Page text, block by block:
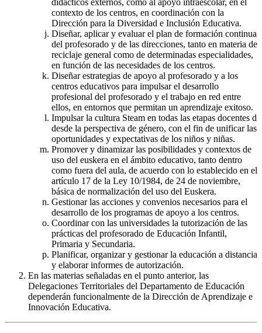
didácticos externos, como al apoyo intraescolar, en el
contexto de los centros, en coordinación con la
Dirección para la Diversidad e Inclusión Educativa.
Diseñar, aplicar y evaluar el plan de formación continua
del profesorado y de las direcciones, tanto en materia de
reciclaje general como de determinadas especialidades,
en función de las necesidades de los centros.
Diseñar estrategias de apoyo al profesorado y a los
centros educativos para impulsar el desarrollo
profesional del profesorado y el trabajo en red entre
ellos, en entornos que permitan un aprendizaje exitoso.
Impulsar la cultura Steam en todas las etapas docentes d
desde la perspectiva de género, con el fin de unificar las
oportunidades y expectativas de los niños y niñas.
Promover y dinamizar las posibilidades y contextos de
uso del euskera en el ámbito educativo, tanto dentro
como fuera del aula, de acuerdo con lo establecido en el
artículo 17 de la Ley 10/1984, de 24 de noviembre,
básica de normalización del uso del Euskera.
Gestionar las acciones y convenios necesarios para el
desarrollo de los programas de apoyo a los centros.
Coordinar con las universidades la tutorización de las
prácticas del profesorado de Educación Infantil,
Primaria y Secundaria.
Planificar, organizar y gestionar la educación a distancia
y elaborar informes de autorización.
En las materias señaladas en el punto anterior, las
Delegaciones Territoriales del Departamento de Educación
dependerán funcionalmente de la Dirección de Aprendizaje e
Innovación Educativa.